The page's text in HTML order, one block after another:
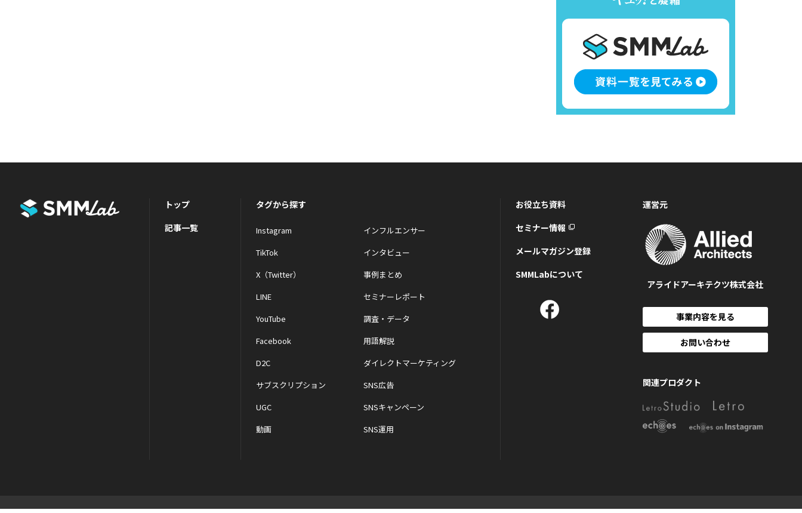
トップ
記事一覧
タグから探す
Instagram
TikTok
X（Twitter）
LINE
YouTube
Facebook
D2C
サブスクリプション
UGC
動画
インフルエンサー
インタビュー
事例まとめ
セミナーレポート
調査・データ
用語解説
ダイレクトマーケティング
SNS広告
SNSキャンペーン
SNS運用
お役立ち資料
セミナー情報
メールマガジン登録
SMMLabについて
運営元
アライドアーキテクツ株式会社
事業内容を見る
お問い合わせ
関連プロダクト